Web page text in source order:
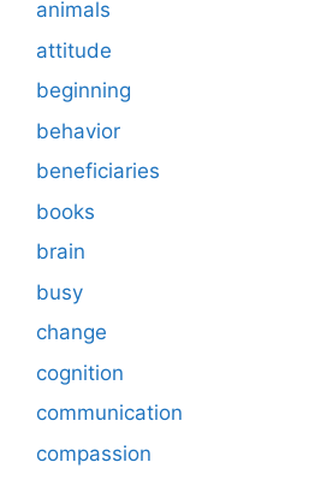
animals
attitude
beginning
behavior
beneficiaries
books
brain
busy
change
cognition
communication
compassion